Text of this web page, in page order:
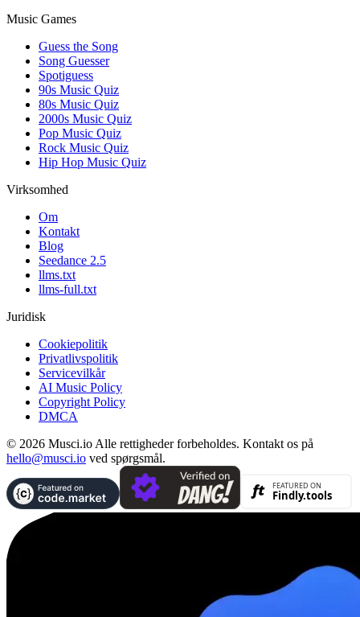
Music Games
Guess the Song
Song Guesser
Spotiguess
90s Music Quiz
80s Music Quiz
2000s Music Quiz
Pop Music Quiz
Rock Music Quiz
Hip Hop Music Quiz
Virksomhed
Om
Kontakt
Blog
Seedance 2.5
llms.txt
llms-full.txt
Juridisk
Cookiepolitik
Privatlivspolitik
Servicevilkår
AI Music Policy
Copyright Policy
DMCA
© 2026 Musci.io Alle rettigheder forbeholdes. Kontakt os på
hello@musci.io ved spørgsmål.